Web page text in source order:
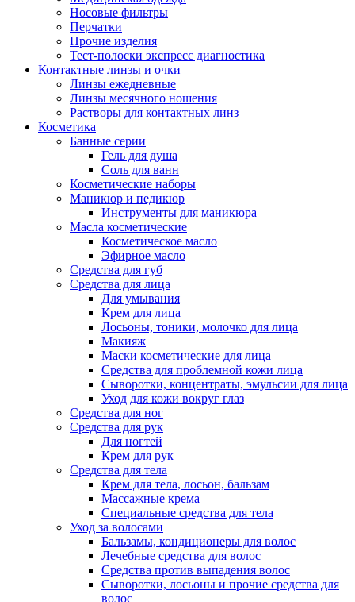
Носовые фильтры
Перчатки
Прочие изделия
Тест-полоски экспресс диагностика
Контактные линзы и очки
Линзы ежедневные
Линзы месячного ношения
Растворы для контактных линз
Косметика
Банные серии
Гель для душа
Соль для ванн
Косметические наборы
Маникюр и педикюр
Инструменты для маникюра
Масла косметические
Косметическое масло
Эфирное масло
Средства для губ
Средства для лица
Для умывания
Крем для лица
Лосьоны, тоники, молочко для лица
Макияж
Маски косметические для лица
Средства для проблемной кожи лица
Сыворотки, концентраты, эмульсии для лица
Уход для кожи вокруг глаз
Средства для ног
Средства для рук
Для ногтей
Крем для рук
Средства для тела
Крем для тела, лосьон, бальзам
Массажные крема
Специальные средства для тела
Уход за волосами
Бальзамы, кондиционеры для волос
Лечебные средства для волос
Средства против выпадения волос
Сыворотки, лосьоны и прочие средства для
волос